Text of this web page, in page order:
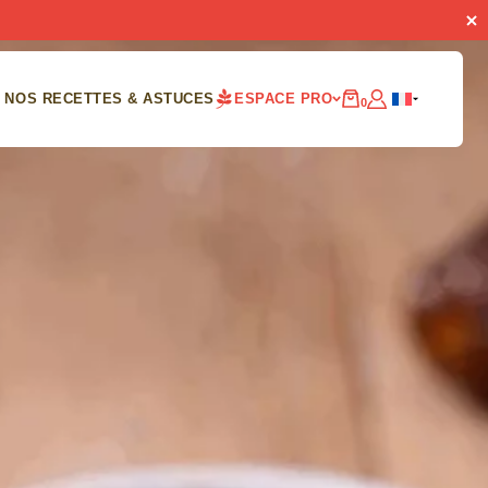
NOS RECETTES & ASTUCES ESPACE PRO 0